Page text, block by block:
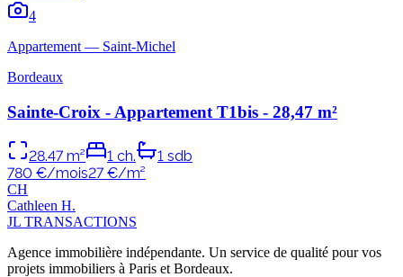
4
Appartement— Saint-Michel
Bordeaux
Sainte-Croix - Appartement T1bis - 28,47 m²
28.47m² 1 ch. 1 sdb
780 €/mois27€/m²
CH
Cathleen H.
JL TRANSACTIONS
Agence immobilière indépendante. Un service de qualité pour vos
projets immobiliers à Paris et Bordeaux.